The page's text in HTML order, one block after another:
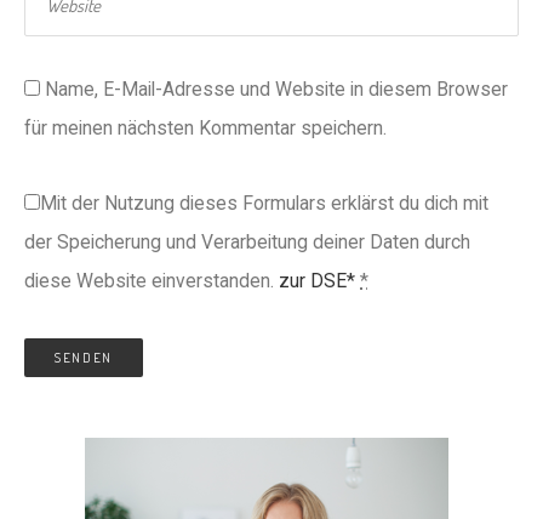
Name, E-Mail-Adresse und Website in diesem Browser
für meinen nächsten Kommentar speichern.
Mit der Nutzung dieses Formulars erklärst du dich mit
der Speicherung und Verarbeitung deiner Daten durch
diese Website einverstanden. zur DSE* *